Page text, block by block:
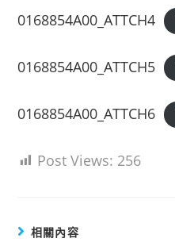
0168854A00_ATTCH4
0168854A00_ATTCH5
0168854A00_ATTCH6
Post Views: 256
相關內容